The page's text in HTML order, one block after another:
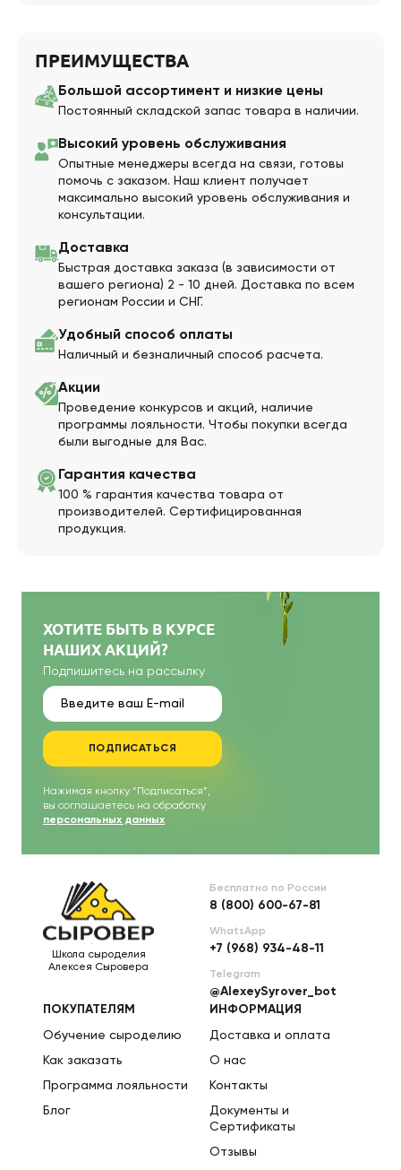
ПРЕИМУЩЕСТВА
Большой ассортимент и низкие цены
Постоянный складской запас товара в наличии.
Высокий уровень обслуживания
Опытные менеджеры всегда на связи, готовы
помочь с заказом. Наш клиент получает
максимально высокий уровень обслуживания и
консультации.
Доставка
Быстрая доставка заказа (в зависимости от
вашего региона) 2 - 10 дней. Доставка по всем
регионам России и СНГ.
Удобный способ оплаты
Наличный и безналичный способ расчета.
Акции
Проведение конкурсов и акций, наличие
программы лояльности. Чтобы покупки всегда
были выгодные для Вас.
Гарантия качества
100 % гарантия качества товара от
производителей. Сертифицированная
продукция.
ХОТИТЕ БЫТЬ В КУРСЕ
НАШИХ АКЦИЙ?
Подпишитесь на рассылку
ПОДПИСАТЬСЯ
Нажимая кнопку “Подписаться”,
вы соглашаетесь на обработку
персональных данных
Школа сыроделия
Алексея Сыровера
Бесплатно по России
8 (800) 600-67-81
WhatsApp
+7 (968) 934-48-11
Telegram
@AlexeySyrover_bot
ПОКУПАТЕЛЯМ
Обучение сыроделию
Как заказать
Программа лояльности
Блог
ИНФОРМАЦИЯ
Доставка и оплата
О нас
Контакты
Документы и
Сертификаты
Отзывы